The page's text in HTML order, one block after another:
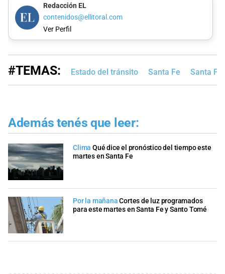
Redacción EL
contenidos@ellitoral.com
Ver Perfil
#TEMAS: Estado del tránsito Santa Fe Santa Fe
Además tenés que leer:
Clima Qué dice el pronóstico del tiempo este
martes en Santa Fe
Por la mañana Cortes de luz programados
para este martes en Santa Fe y Santo Tomé